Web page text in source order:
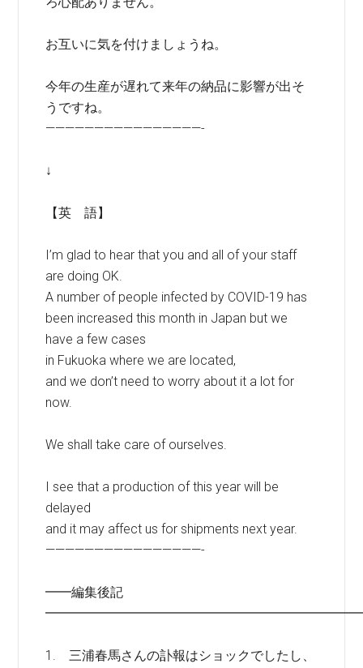
お互いに気を付けましょうね。
今年の生産が遅れて来年の納品に影響が出そ
うですね。
————————————————-
↓
【英 語】
I’m glad to hear that you and all of your staff
are doing OK.
A number of people infected by COVID-19 has
been increased this month in Japan but we
have a few cases
in Fukuoka where we are located,
and we don’t need to worry about it a lot for
now.
We shall take care of ourselves.
I see that a production of this year will be
delayed
and it may affect us for shipments next year.
————————————————-
━━編集後記
1. 三浦春馬さんの訃報はショックでしたし、